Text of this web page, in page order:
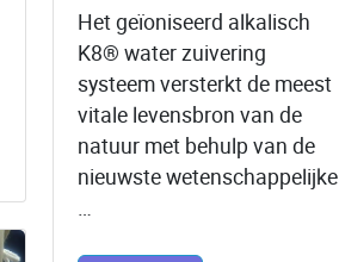
Het geïoniseerd alkalisch
K8® water zuivering
systeem versterkt de meest
vitale levensbron van de
natuur met behulp van de
nieuwste wetenschappelijke